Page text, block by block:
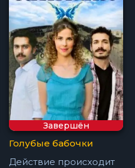
Завершён
Голубые бабочки
Действие происходит